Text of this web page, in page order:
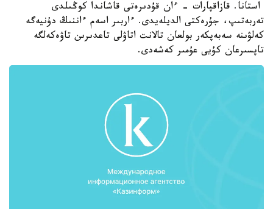
استانا. قازاقپارات - ءان قۇدىرەتى قاشاندا كوڭىلدى
تەربەتىپ، جۇرەكتى الديلەيدى. ءاربىر اسەم ءاننىڭ دۇنيەگە
كەلۋىنە سەبەپكەر بولعان تالانت اتاۋلى تاعدىرىن تاۋەكەلگە
تاپسىرعان كۇيى عۇمىر كەشەدى.